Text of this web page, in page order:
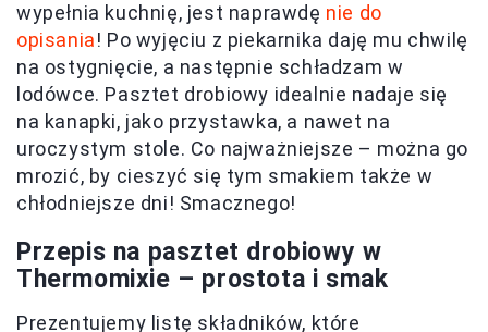
wypełnia kuchnię, jest naprawdę nie do
opisania! Po wyjęciu z piekarnika daję mu chwilę
na ostygnięcie, a następnie schładzam w
lodówce. Pasztet drobiowy idealnie nadaje się
na kanapki, jako przystawka, a nawet na
uroczystym stole. Co najważniejsze – można go
mrozić, by cieszyć się tym smakiem także w
chłodniejsze dni! Smacznego!
Przepis na pasztet drobiowy w
Thermomixie – prostota i smak
Prezentujemy listę składników, które